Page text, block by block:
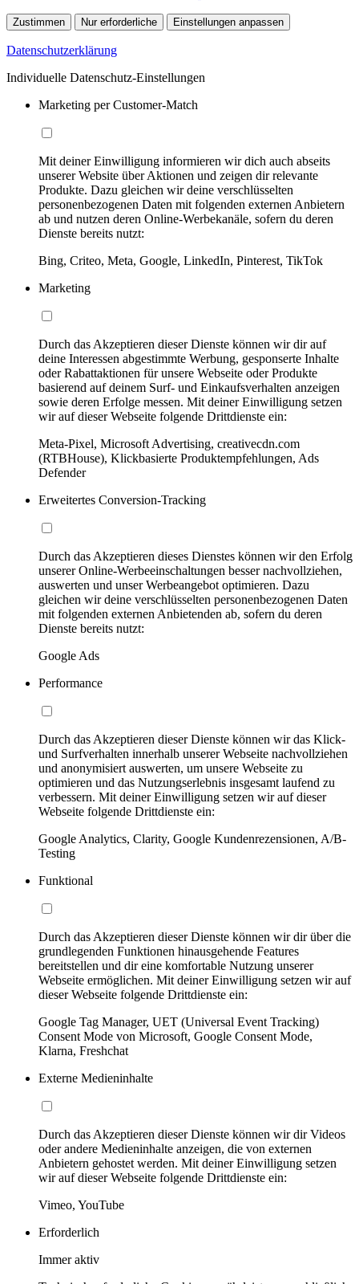
Zustimmen Nur erforderliche Einstellungen anpassen
Datenschutzerklärung
Individuelle Datenschutz-Einstellungen
Marketing per Customer-Match
Mit deiner Einwilligung informieren wir dich auch abseits
unserer Website über Aktionen und zeigen dir relevante
Produkte. Dazu gleichen wir deine verschlüsselten
personenbezogenen Daten mit folgenden externen Anbietern
ab und nutzen deren Online-Werbekanäle, sofern du deren
Dienste bereits nutzt:
Bing, Criteo, Meta, Google, LinkedIn, Pinterest, TikTok
Marketing
Durch das Akzeptieren dieser Dienste können wir dir auf
deine Interessen abgestimmte Werbung, gesponserte Inhalte
oder Rabattaktionen für unsere Webseite oder Produkte
basierend auf deinem Surf- und Einkaufsverhalten anzeigen
sowie deren Erfolge messen. Mit deiner Einwilligung setzen
wir auf dieser Webseite folgende Drittdienste ein:
Meta-Pixel, Microsoft Advertising, creativecdn.com
(RTBHouse), Klickbasierte Produktempfehlungen, Ads
Defender
Erweitertes Conversion-Tracking
Durch das Akzeptieren dieses Dienstes können wir den Erfolg
unserer Online-Werbeeinschaltungen besser nachvollziehen,
auswerten und unser Werbeangebot optimieren. Dazu
gleichen wir deine verschlüsselten personenbezogenen Daten
mit folgenden externen Anbietenden ab, sofern du deren
Dienste bereits nutzt:
Google Ads
Performance
Durch das Akzeptieren dieser Dienste können wir das Klick-
und Surfverhalten innerhalb unserer Webseite nachvollziehen
und anonymisiert auswerten, um unsere Webseite zu
optimieren und das Nutzungserlebnis insgesamt laufend zu
verbessern. Mit deiner Einwilligung setzen wir auf dieser
Webseite folgende Drittdienste ein:
Google Analytics, Clarity, Google Kundenrezensionen, A/B-
Testing
Funktional
Durch das Akzeptieren dieser Dienste können wir dir über die
grundlegenden Funktionen hinausgehende Features
bereitstellen und dir eine komfortable Nutzung unserer
Webseite ermöglichen. Mit deiner Einwilligung setzen wir auf
dieser Webseite folgende Drittdienste ein:
Google Tag Manager, UET (Universal Event Tracking)
Consent Mode von Microsoft, Google Consent Mode,
Klarna, Freshchat
Externe Medieninhalte
Durch das Akzeptieren dieser Dienste können wir dir Videos
oder andere Medieninhalte anzeigen, die von externen
Anbietern gehostet werden. Mit deiner Einwilligung setzen
wir auf dieser Webseite folgende Drittdienste ein:
Vimeo, YouTube
Erforderlich
Immer aktiv